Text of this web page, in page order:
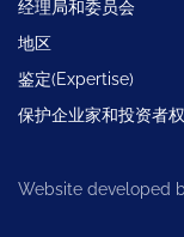
经理局和委员会
地区
鉴定(Expertise)
保护企业家和投资者
Website developed